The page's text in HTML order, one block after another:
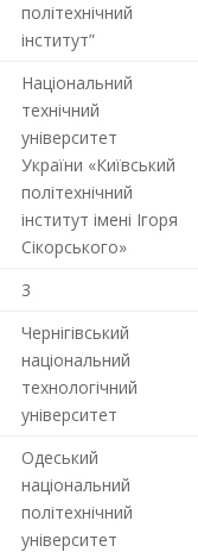
політехнічний
інститут”
Національний
технічний
університет
України «Київський
політехнічний
інститут імені Ігоря
Сікорського»
3
Чернігівський
національний
технологічний
університет
Одеський
національний
політехнічний
університет